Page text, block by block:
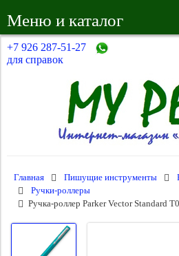
Меню и каталог
+7 926 287-51-27
для справок
Главная Пишущие инструменты
Ручки-роллеры
Ручка-роллер Parker Vector Standard